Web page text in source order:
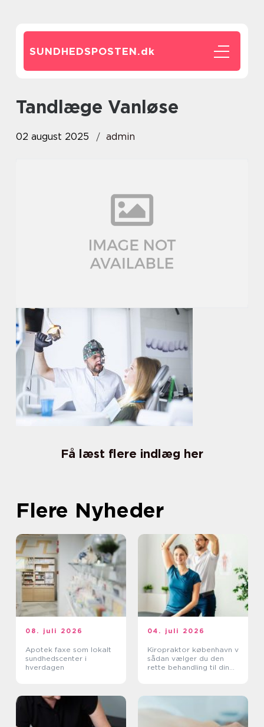
SUNDHEDSPOSTEN.dk
Tandlæge Vanløse
02 august 2025 admin
Få læst flere indlæg her
Flere Nyheder
08. juli 2026
Apotek faxe som lokalt
sundhedscenter i
hverdagen
04. juli 2026
Kiropraktor københavn v
sådan vælger du den
rette behandling til dine